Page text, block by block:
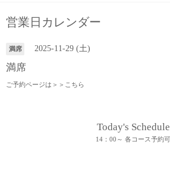
営業日カレンダー
満席 2025-11-29 (土)
満席
ご予約ページは＞＞ こちら
Today's Schedule
14：00～ 各コース予約可